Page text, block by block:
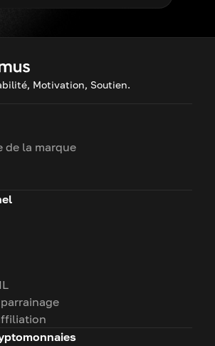
Motivation, Soutien.
de la marque